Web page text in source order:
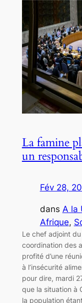
La famine
un
Fév 28,
dans A la
Afrique,
Le chef adjoint
coordination des
profité d’une
à l’insécurité
pour dire, mardi
que la situation à
la population